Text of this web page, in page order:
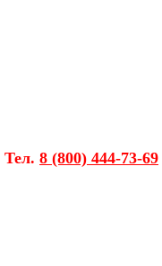
Тел. 8 (800) 444-73-69